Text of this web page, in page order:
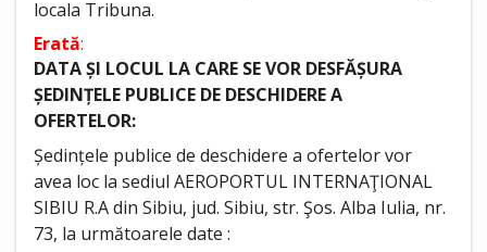
locala Tribuna.
Erată:
DATA ȘI LOCUL LA CARE SE VOR DESFĂȘURA
ȘEDINȚELE PUBLICE DE DESCHIDERE A
OFERTELOR:
Ședințele publice de deschidere a ofertelor vor
avea loc la sediul AEROPORTUL INTERNAŢIONAL
SIBIU R.A din Sibiu, jud. Sibiu, str. Şos. Alba Iulia, nr.
73, la următoarele date :